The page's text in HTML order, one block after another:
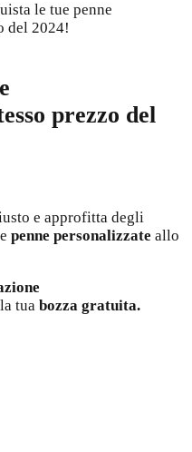
le tue penne
del 2024!
prezzo del
e approfitta degli
penne personalizzate allo
tua bozza gratuita.